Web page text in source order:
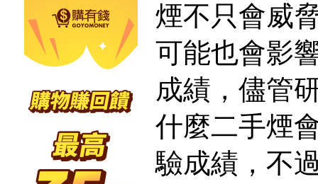
煙不只會威
可能也會影
成績，儘管
什麼二手煙
驗成績，不